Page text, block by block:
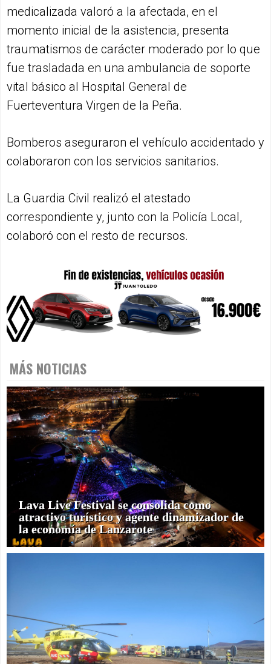
medicalizada valoró a la afectada, en el
momento inicial de la asistencia, presenta
traumatismos de carácter moderado por lo que
fue trasladada en una ambulancia de soporte
vital básico al Hospital General de
Fuerteventura Virgen de la Peña.
Bomberos aseguraron el vehículo accidentado y
colaboraron con los servicios sanitarios.
La Guardia Civil realizó el atestado
correspondiente y, junto con la Policía Local,
colaboró con el resto de recursos.
MÁS NOTICIAS
Lava Live Festival se consolida como
atractivo turístico y agente dinamizador de
la economía de Lanzarote